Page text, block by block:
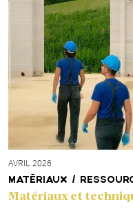
AVRIL 2026
MATÉRIAUX /
Matériaux et